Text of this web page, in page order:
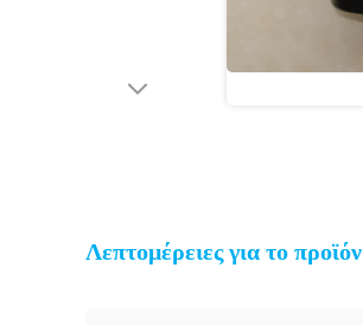
Λεπτομέρειες για το προϊόν